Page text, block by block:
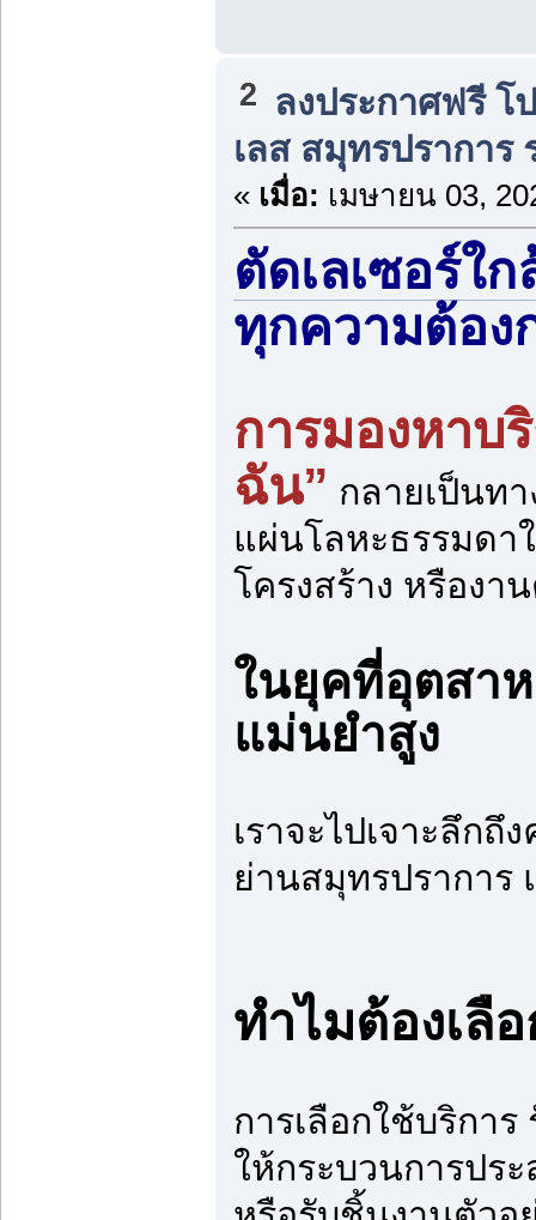
2 ลงประกาศฟรี โ
เลส สมุทรปราการ
« เมื่อ: เมษายน 03,
ตัดเลเซอร์ใ
ทุกความต้อง
การมองหาบ
ฉัน” กลายเป็นท
แผ่นโลหะธรรมดา
โครงสร้าง หรือง
ในยุคที่อุตสา
แม่นยำสูง
เราจะไปเจาะลึก
ย่านสมุทรปราการ
ทำไมต้องเลื
การเลือกใช้บริกา
ให้กระบวนการปร